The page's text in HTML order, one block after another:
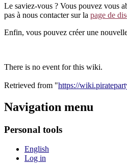
Le saviez-vous ? Vous pouvez vous
pas à nous contacter sur la page de
Enfin, vous pouvez créer une
There is no event for this wiki.
Retrieved from "https://
Navigation menu
Personal tools
English
Log in